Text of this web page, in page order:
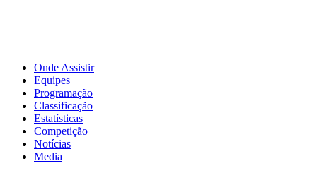
Onde Assistir
Equipes
Programação
Classificação
Estatísticas
Competição
Notícias
Media